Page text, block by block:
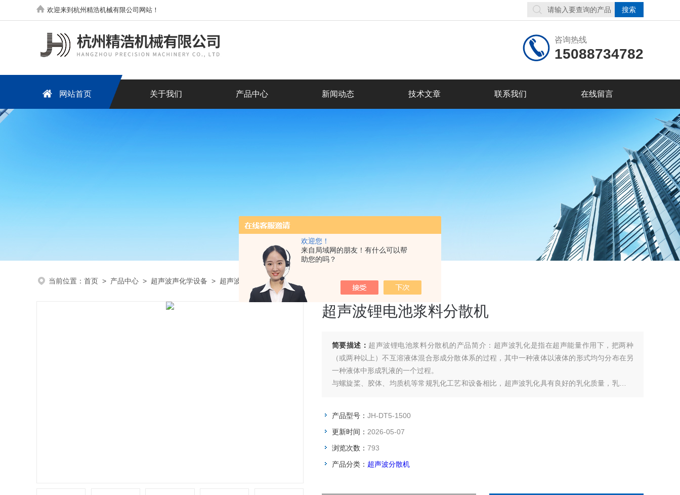
欢迎您！
来自局域网的朋友！有什么可以帮
助您的吗？
欢迎来到杭州精浩机械有限公司网站！
咨询热线
15088734782
网站首页 关于我们 产品中心 新闻动态 技术文章 联系我们 在线留言
当前位置： 首页 > 产品中心 > 超声波声化学设备 > 超声波分散机 >JH-DT5-1500超声波锂电池浆料分散机
超声波锂电池浆料分散机
简要描述： 超声波锂电池浆料分散机的产品简介：超声波乳化是指在超声能量作用下，把两种
（或两种以上）不互溶液体混合形成分散体系的过程，其中一种液体以液体的形式均匀分布在另
一种液体中形成乳液的一个过程。
与螺旋桨、胶体、均质机等常规乳化工艺和设备相比，超声波乳化具有良好的乳化质量，乳化液
产品型号： JH-DT5-1500
更新时间： 2026-05-07
浏览次数： 793
产品分类： 超声波分散机